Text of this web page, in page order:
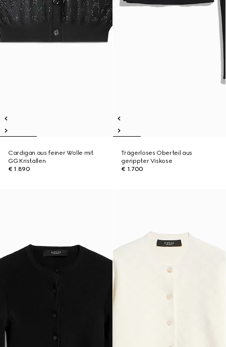
Cardigan aus feiner Wolle mit
GG Kristallen
€ 1.890
Trägerloses Oberteil aus
gerippter Viskose
€ 1.700